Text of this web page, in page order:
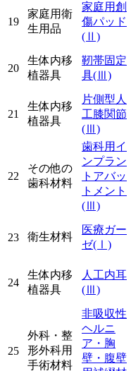
19
家庭用衛
生用品
家庭用創
傷パッド
(Ⅱ)
20
生体内移
植器具
靭帯固定
具(Ⅲ)
21
生体内移
植器具
片側型人
工膝関節
(Ⅲ)
22
その他の
歯科材料
歯科用イ
ンプラン
トアバッ
トメント
(Ⅲ)
23 衛生材料
医療ガー
ゼ(Ⅰ)
24
生体内移
植器具
人工内耳
(Ⅲ)
25
外科・整
形外科用
手術材料
非吸収性
ヘルニ
ア・胸
壁・腹壁